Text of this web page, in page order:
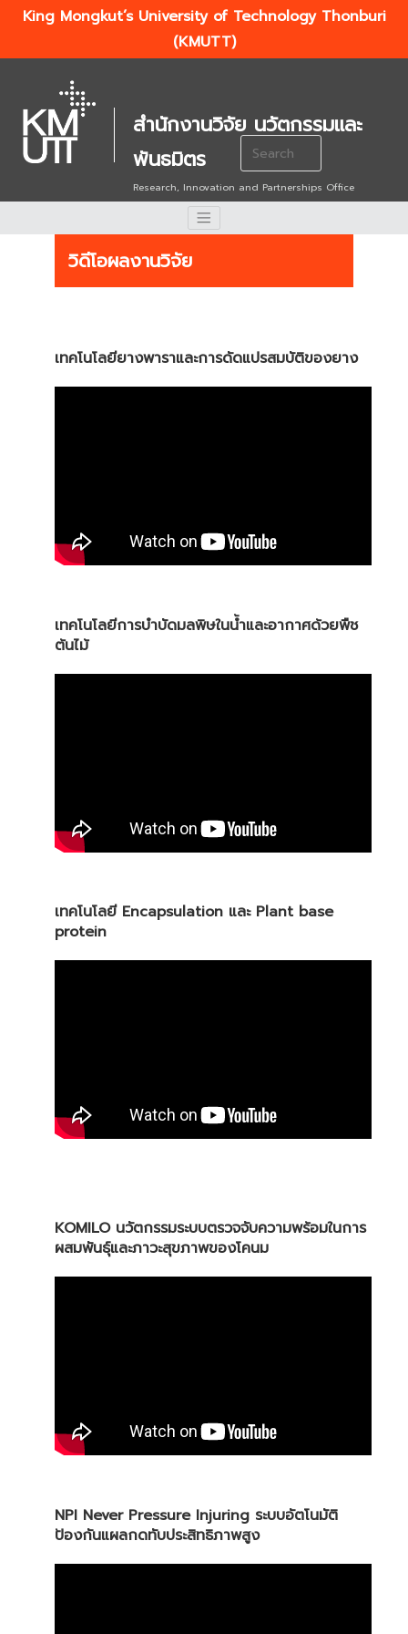
King Mongkut’s University of Technology Thonburi
(KMUTT)
สำนักงานวิจัย นวัตกรรมและ
พันธมิตร
Research, Innovation and Partnerships Office
Search
for:
วิดีโอผลงานวิจัย
เทคโนโลยียางพาราและการดัดแปรสมบัติของยาง
เทคโนโลยีการบำบัดมลพิษในน้ำและอากาศด้วยพืช
ต้นไม้
เทคโนโลยี Encapsulation และ Plant base
protein
KOMILO นวัตกรรมระบบตรวจจับความพร้อมในการ
ผสมพันธุ์และภาวะสุขภาพของโคนม
NPI Never Pressure Injuring ระบบอัตโนมัติ
ป้องกันแผลกดทับประสิทธิภาพสูง